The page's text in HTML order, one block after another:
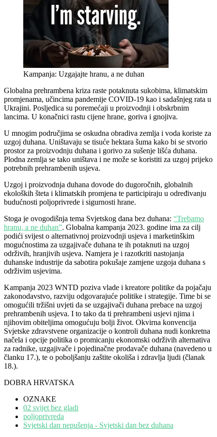
Kampanja: Uzgajajte hranu, a ne duhan
Globalna prehrambena kriza raste potaknuta sukobima, klimatskim
promjenama, učincima pandemije COVID-19 kao i sadašnjeg rata u
Ukrajini. Posljedica su poremećaji u proizvodnji i obskrbnim
lancima. U konačnici rastu cijene hrane, goriva i gnojiva.
U mnogim područjima se oskudna obradiva zemlja i voda koriste za
uzgoj duhana. Uništavaju se tisuće hektara šuma kako bi se stvorio
prostor za proizvodnju duhana i gorivo za sušenje lišća duhana.
Plodna zemlja se tako uništava i ne može se koristiti za uzgoj prijeko
potrebnih prehrambenih usjeva.
Uzgoj i proizvodnja duhana dovode do dugoročnih, globalnih
ekoloških šteta i klimatskih promjena te participiraju u određivanju
budućnosti poljoprivrede i sigurnosti hrane.
Stoga je ovogodišnja tema Svjetskog dana bez duhana: “Trebamo
hranu, a ne duhan”. Globalna kampanja 2023. godine ima za cilj
podići svijest o alternativnoj proizvodnji usjeva i marketinškim
mogućnostima za uzgajivače duhana te ih potaknuti na uzgoj
održivih, hranjivih usjeva. Namjera je i razotkriti nastojanja
duhanske industrije da sabotira pokušaje zamjene uzgoja duhana s
održivim usjevima.
Kampanja 2023 WNTD poziva vlade i kreatore politike da pojačaju
zakonodavstvo, razviju odgovarajuće politike i strategije. Time bi se
omogućili tržišni uvjeti da se uzgajivači duhana prebace na uzgoj
prehrambenih usjeva. I to tako da ti prehrambeni usjevi njima i
njihovim obiteljima omogućuju bolji život. Okvirna konvencija
Svjetske zdravstvene organizacije o kontroli duhana nudi konkretna
načela i opcije politika o promicanju ekonomski održivih alternativa
za radnike, uzgajivače i pojedinačne prodavače duhana (navedeno u
članku 17.), te o poboljšanju zaštite okoliša i zdravlja ljudi (članak
18.).
DOBRA HRVATSKA
OZNAKE
02 svijet bez gladi
poljoprivreda
Svjetski dan nepušenja - Svjetski dan bez duhana